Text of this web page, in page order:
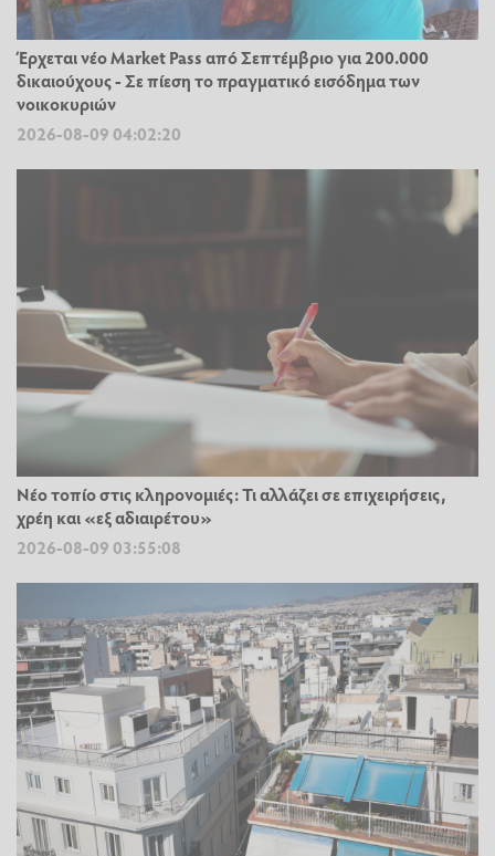
Έρχεται νέο Market Pass από Σεπτέμβριο για 200.000
δικαιούχους - Σε πίεση το πραγματικό εισόδημα των
νοικοκυριών
2026-08-09 04:02:20
Νέο τοπίο στις κληρονομιές: Τι αλλάζει σε επιχειρήσεις,
χρέη και «εξ αδιαιρέτου»
2026-08-09 03:55:08